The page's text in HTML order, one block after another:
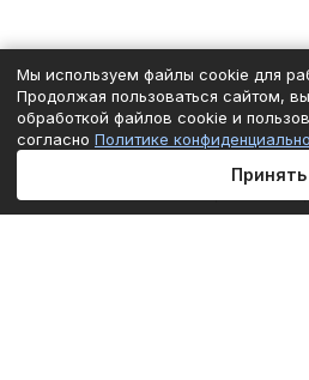
Мы используем файлы cookie для
Продолжая пользоваться сайтом,
обработкой файлов cookie и
согласно Политике
Принять